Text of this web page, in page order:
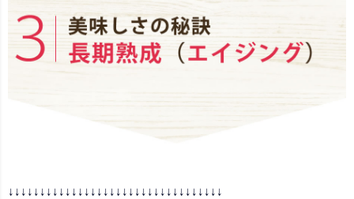
↓↓↓↓↓↓↓↓↓↓↓↓↓↓↓↓↓↓↓↓↓↓↓↓↓↓↓↓↓↓↓↓↓↓